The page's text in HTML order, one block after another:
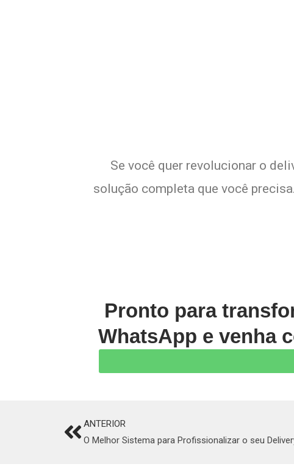
Se você quer revolucionar o
solução completa que você
Pronto para
WhatsApp e venha
PrevANTERIOR
O Melhor Sistema para Profissionalizar o seu